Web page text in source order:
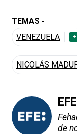
TEMAS -
VENEZUELA
+
NICOLÁS
EFE
de